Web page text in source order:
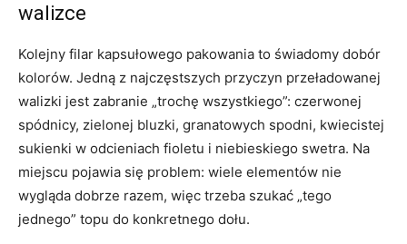
walizce
Kolejny filar kapsułowego pakowania to świadomy dobór
kolorów. Jedną z najczęstszych przyczyn przeładowanej
walizki jest zabranie „trochę wszystkiego”: czerwonej
spódnicy, zielonej bluzki, granatowych spodni, kwiecistej
sukienki w odcieniach fioletu i niebieskiego swetra. Na
miejscu pojawia się problem: wiele elementów nie
wygląda dobrze razem, więc trzeba szukać „tego
jednego” topu do konkretnego dołu.